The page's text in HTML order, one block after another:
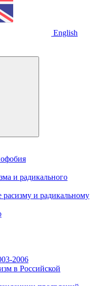
English
и радикального
расизму и радикальному
2006
в Российской